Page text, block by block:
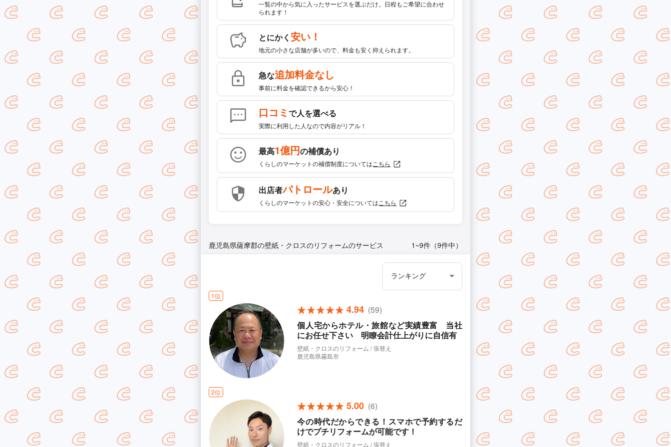
一覧の中から気に入ったサービスを選ぶだけ。日程もご希望に合わせ
られます！
とにかく安い！
地元の小さな店舗が多いので、料金も安く抑えられます。
急な追加料金なし
事前に料金を確認できるから安心！
口コミで人を選べる
実際に利用した人なので内容がリアル！
最高1億円の補償あり
くらしのマーケットの補償制度については こちら
出店者パトロールあり
くらしのマーケットの安心・安全については こちら
鹿児島県薩摩郡の壁紙・クロスのリフォームのサービス 1~9件（9件中）
1位
4.94 (59)
個人宅からホテル・旅館など実績豊富 当社
にお任せ下さい 明瞭会計仕上がりに自信有
壁紙・クロスのリフォーム / 張替え
鹿児島県霧島市
2位
5.00 (6)
今の時代だからできる！スマホで予約するだ
けでプチリフォームが可能です！
壁紙・クロスのリフォーム / 張替え